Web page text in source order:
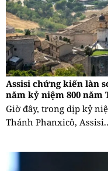
Assisi chứng kiến làn
năm kỷ niệm 800 năm
Giờ đây, trong dịp kỷ
Thánh Phanxicô,